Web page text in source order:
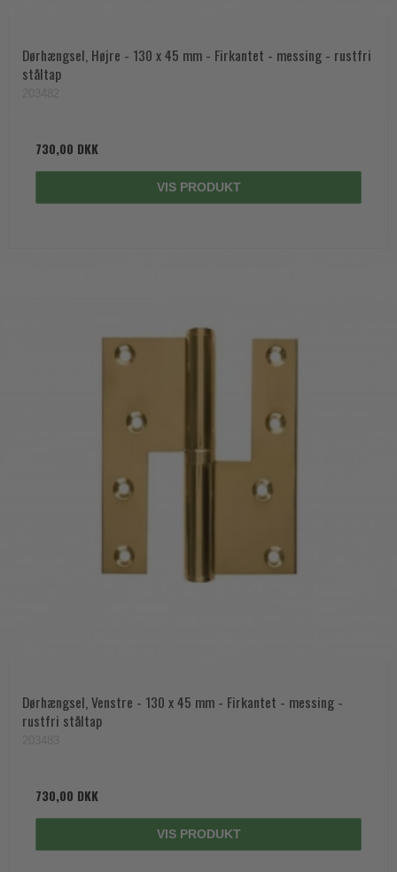
Dørhængsel, Højre - 130 x 45 mm - Firkantet - messing - rustfri
ståltap
730,00 DKK
VIS PRODUKT
Dørhængsel, Venstre - 130 x 45 mm - Firkantet - messing -
rustfri ståltap
730,00 DKK
VIS PRODUKT